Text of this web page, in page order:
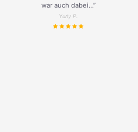
war auch dabei...”
Yuriy P.